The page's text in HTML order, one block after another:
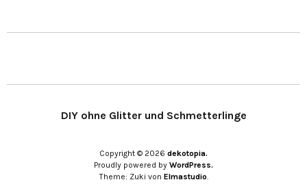
DIY ohne Glitter und Schmetterlinge
Copyright © 2026 dekotopia.
Proudly powered by WordPress.
Theme: Zuki von Elmastudio.